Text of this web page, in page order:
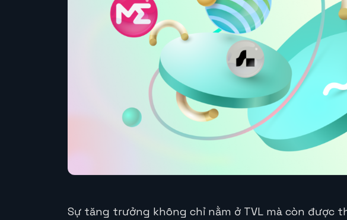
Sự tăng trưởng không chỉ nằm ở TVL mà còn được